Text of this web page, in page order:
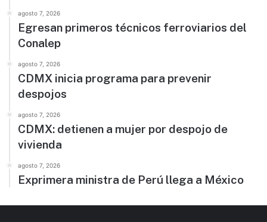
agosto 7, 2026
Egresan primeros técnicos ferroviarios del
Conalep
agosto 7, 2026
CDMX inicia programa para prevenir
despojos
agosto 7, 2026
CDMX: detienen a mujer por despojo de
vivienda
agosto 7, 2026
Exprimera ministra de Perú llega a México